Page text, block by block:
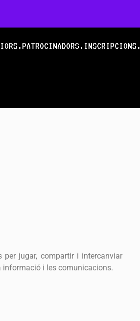
PATROCINADORS. INSCRIPCIONS.
per jugar, compartir i intercanviar
informació i les comunicacions.